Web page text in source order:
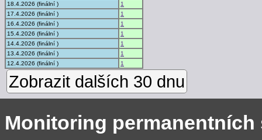
18.4.2026 (finální )
1
17.4.2026 (finální )
1
16.4.2026 (finální )
1
15.4.2026 (finální )
1
14.4.2026 (finální )
1
13.4.2026 (finální )
1
12.4.2026 (finální )
1
Zobrazit dalších 30 dnu
Monitoring permanentních